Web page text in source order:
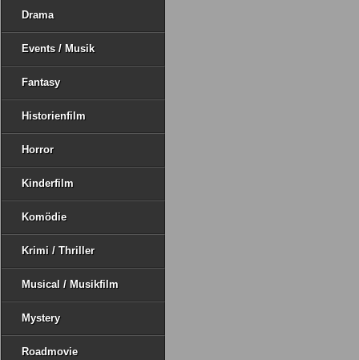
Drama
Events / Musik
Fantasy
Historienfilm
Horror
Kinderfilm
Komödie
Krimi / Thriller
Musical / Musikfilm
Mystery
Roadmovie